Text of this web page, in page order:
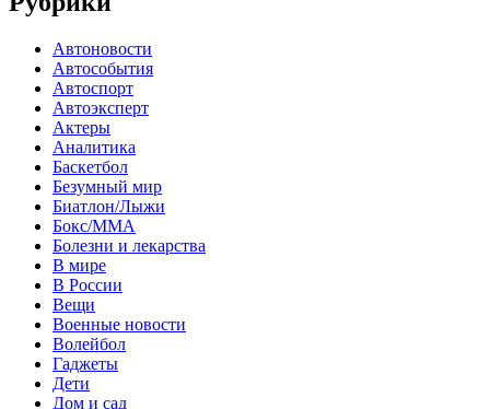
Автоновости
Автособытия
Автоспорт
Автоэксперт
Актеры
Аналитика
Баскетбол
Безумный мир
Биатлон/Лыжи
Бокс/MMA
Болезни и лекарства
В мире
В России
Вещи
Военные новости
Волейбол
Гаджеты
Дети
Дом и сад